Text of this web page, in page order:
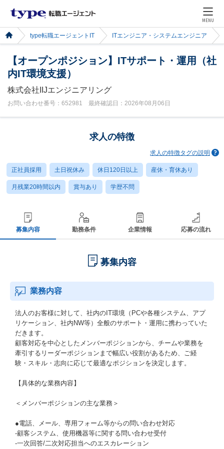
MENU
type転職エージェントIT ITエンジニア・システムエンジニア
【オープンポジション】ITサポート・運用（社
内IT環境支援）
株式会社IIJエンジニアリング
お問い合わせ番号：652981 最終確認日：2026年08月06日
求人の特徴
求人の特徴タグの説明
正社員採用 土日祝休み 休日120日以上 産休・育休あり
月残業20時間以内 賞与あり 学歴不問
募集内容 勤務条件 企業情報 応募の流れ
募集内容
業務内容
法人のお客様に対して、社内のIT環境（PCや各種システム、アプ
リケーション、社内NW等）全般のサポート・運用に携わっていた
だきます。
顧客対応を中心としたメンバーポジションから、チームや業務を
牽引するリーダーポジションまで幅広い役割があるため、ご経
験・スキル・志向に応じて最適なポジションを決定します。
【具体的な業務内容】
＜メンバーポジションの主な業務＞
●電話、メール、専用フォーム等からの問い合わせ対応
-顧客システム、使用機器等に関する問い合わせ受付
-一次回答/二次対応担当へのエスカレーション